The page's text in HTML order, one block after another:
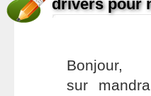
drivers pour
Bonjour,
sur